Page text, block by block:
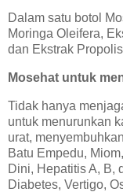
Dalam satu botol
Moringa Oleifera,
dan Ekstrak
Mosehat untuk
Tidak hanya
untuk menurunkan
urat,
Batu Empedu,
Dini, Hepatitis A, B,
Diabetes, Vertigo,